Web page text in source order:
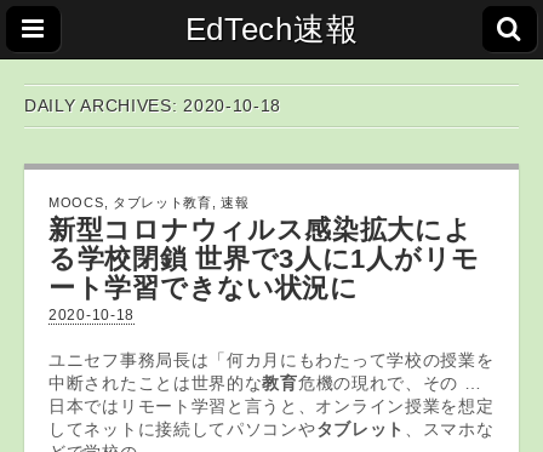
EdTech速報
DAILY ARCHIVES: 2020-10-18
MOOCS タブレット教育 ,速報
新型コロナウィルス感染拡大によ
る学校閉鎖 世界で3人に1人がリモ
ート学習できない状況に
2020-10-18
ユニセフ事務局長は「何カ月にもわたって学校の授業を
中断されたことは世界的な教育危機の現れで、その …
日本ではリモート学習と言うと、オンライン授業を想定
してネットに接続してパソコンやタブレット
、スマホな